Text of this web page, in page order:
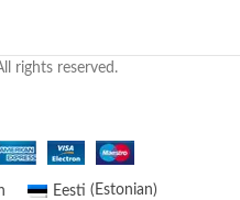
rights reserved.
Eesti ( Estonian)